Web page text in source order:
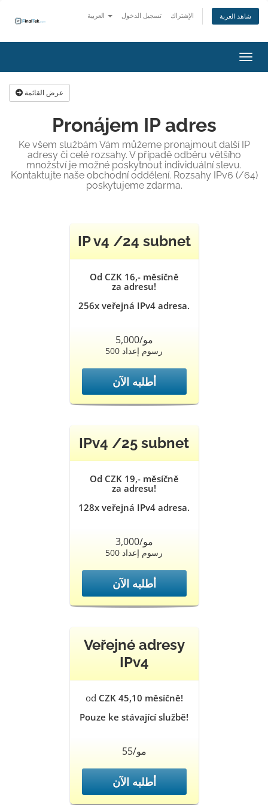
تسجيل الدخول الإشتراك شاهد العربة
عرض القائمة
Pronájem IP adres
Ke všem službám Vám můžeme pronajmout další IP
adresy či celé rozsahy. V případě odběru většího
množství je možné poskytnout individuální slevu.
Kontaktujte naše obchodní oddělení. Rozsahy IPv6 (/64)
poskytujeme zdarma.
IP v4 /24 subnet
Od CZK 16,- měsíčně
za adresu!
256x veřejná IPv4 adresa.
5,000/مو
500 رسوم إعداد
أطلبه الآن
IPv4 /25 subnet
Od CZK 19,- měsíčně
za adresu!
128x veřejná IPv4 adresa.
3,000/مو
500 رسوم إعداد
أطلبه الآن
Veřejné adresy
IPv4
od CZK 45,10 měsíčně!
Pouze ke stávající službě!
55/مو
أطلبه الآن